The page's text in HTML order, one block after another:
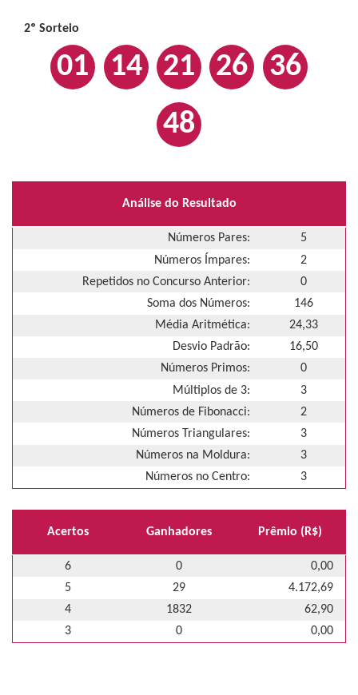
2º Sorteio
01 14 21 26
36
48
Análise do Resultado
Números Pares:
5
Números Ímpares:
2
Repetidos no Concurso Anterior:
0
Soma dos Números:
146
Média Aritmética:
24,33
Desvio Padrão:
16,50
Números Primos:
0
Múltiplos de 3:
3
Números de Fibonacci:
2
Números Triangulares:
3
Números na Moldura:
3
Números no Centro:
3
Acertos Ganhadores Prêmio (R$)
6 0
0,00
5
29
4.172,69
4
1832
62,90
3
0 0,00